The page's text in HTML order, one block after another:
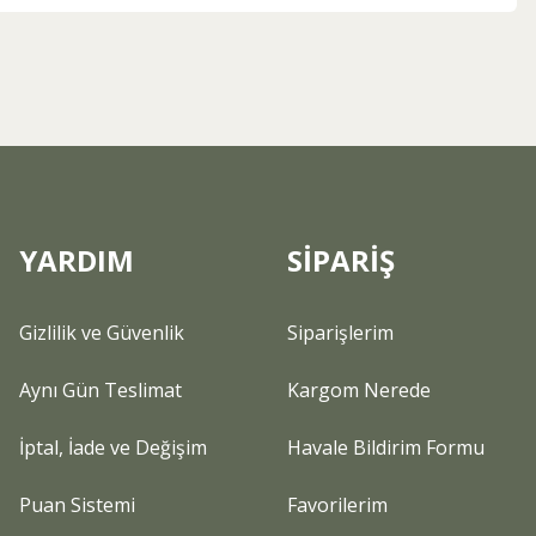
YARDIM
Gizlilik ve Güvenlik
Aynı Gün Teslimat
İptal, İade ve Değişim
Puan Sistemi
SİPARİŞ
Siparişlerim
Kargom Nerede
Havale Bildirim Formu
Favorilerim